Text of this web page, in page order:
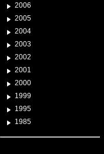
2006
2005
2004
2003
2002
2001
2000
1999
1995
1985